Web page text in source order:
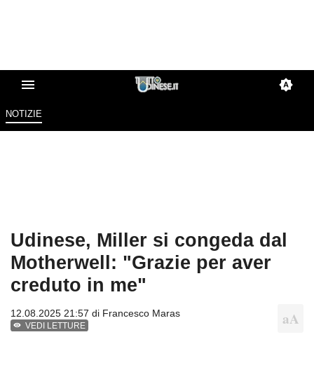
NOTIZIE
Udinese, Miller si congeda dal
Motherwell: "Grazie per aver
creduto in me"
12.08.2025 21:57 di Francesco Maras
VEDI LETTURE